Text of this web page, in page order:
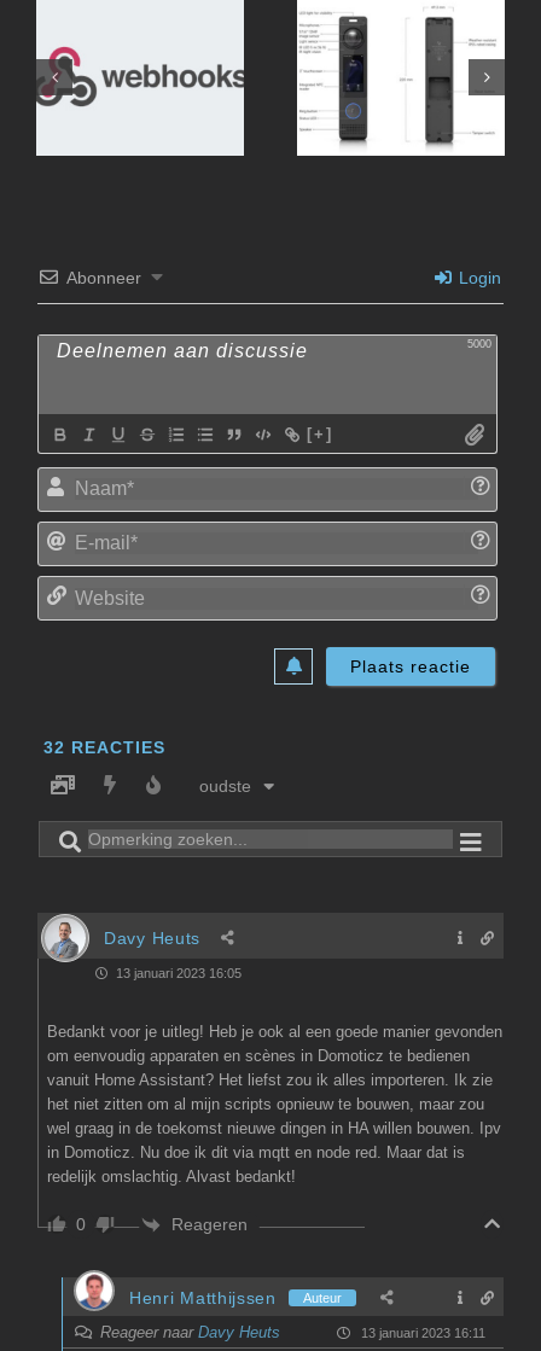
Webhooks met Home-
Assistant en Unifi
Abonneer Login
5000
[+]
E-
32 REACTIES
oudste
Davy Heuts
13 januari 2023 16:05
Bedankt voor je uitleg! Heb je ook al een goede manier gevonden
om eenvoudig apparaten en scènes in Domoticz te bedienen
vanuit Home Assistant? Het liefst zou ik alles importeren. Ik zie
het niet zitten om al mijn scripts opnieuw te bouwen, maar zou
wel graag in de toekomst nieuwe dingen in HA willen bouwen. Ipv
in Domoticz. Nu doe ik dit via mqtt en node red. Maar dat is
redelijk omslachtig. Alvast bedankt!
0 Reageren
Henri Matthijssen Auteur
Reageer naar Davy Heuts 13 januari 2023 16:11